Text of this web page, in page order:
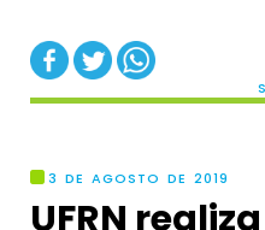
3 DE AGOSTO DE 2019
UFRN